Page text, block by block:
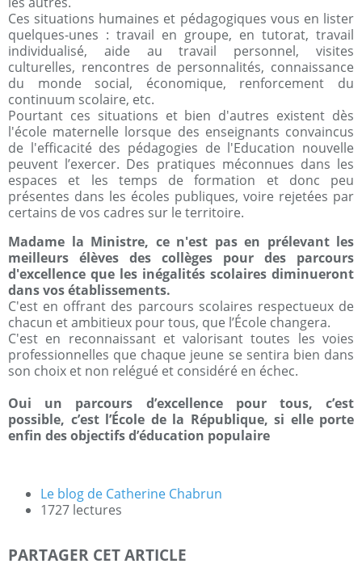
Ces situations humaines et pédagogiques vous en lister
quelques-unes : travail en groupe, en tutorat, travail
individualisé, aide au travail personnel, visites
culturelles, rencontres de personnalités, connaissance
du monde social, économique, renforcement du
continuum scolaire, etc.
Pourtant ces situations et bien d'autres existent dès
l'école maternelle lorsque des enseignants convaincus
de l'efficacité des pédagogies de l'Education nouvelle
peuvent l’exercer. Des pratiques méconnues dans les
espaces et les temps de formation et donc peu
présentes dans les écoles publiques, voire rejetées par
certains de vos cadres sur le territoire.
Madame la Ministre, ce n'est pas en prélevant les
meilleurs élèves des collèges pour des parcours
d'excellence que les inégalités scolaires diminueront
dans vos établissements.
C'est en offrant des parcours scolaires respectueux de
chacun et ambitieux pour tous, que l’École changera.
C'est en reconnaissant et valorisant toutes les voies
professionnelles que chaque jeune se sentira bien dans
son choix et non relégué et considéré en échec.
Oui un parcours d’excellence pour tous, c’est
possible, c’est l’École de la République, si elle porte
enfin des objectifs d’éducation populaire
Le blog de Catherine Chabrun
1727 lectures
PARTAGER CET ARTICLE